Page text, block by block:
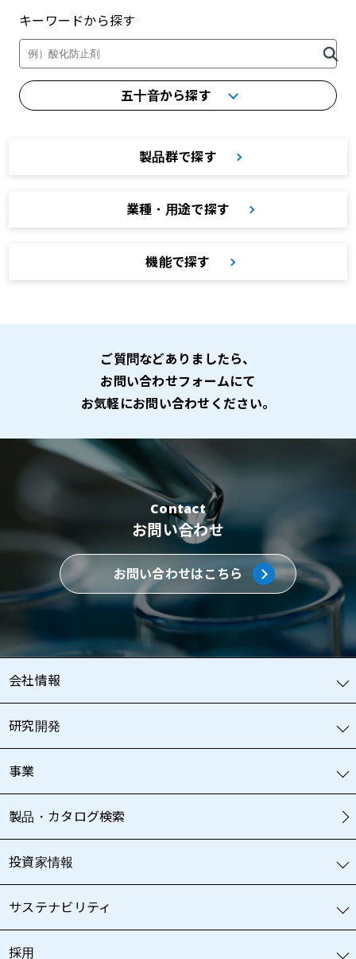
キーワードから探す
五十音から探す
製品群で探す
業種・用途で探す
機能で探す
ご質問などありましたら、
お問い合わせフォームにて
お気軽にお問い合わせください。
Contact
お問い合わせ
お問い合わせはこちら
会社情報
研究開発
事業
製品・カタログ検索
投資家情報
サステナビリティ
採用